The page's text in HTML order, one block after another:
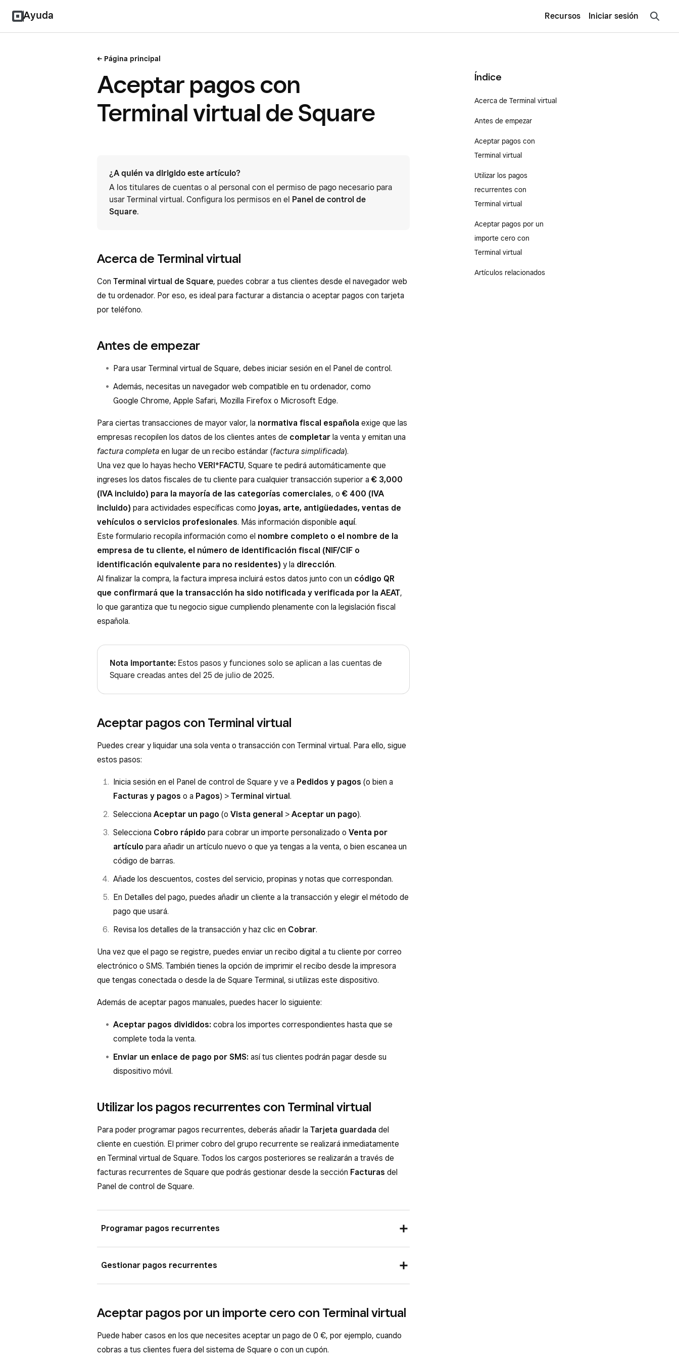
Ayuda Recursos Iniciar sesión
Página principal
Aceptar pagos con
Terminal virtual de Square
¿A quién va dirigido este artículo?
A los titulares de cuentas o al personal con el permiso de pago necesario para
usar Terminal virtual. Configura los permisos en el Panel de control de
Square.
Acerca de Terminal virtual
Con Terminal virtual de Square, puedes cobrar a tus clientes desde el navegador web
de tu ordenador. Por eso, es ideal para facturar a distancia o aceptar pagos con tarjeta
por teléfono.
Antes de empezar
Para usar Terminal virtual de Square, debes iniciar sesión en el Panel de control.
Además, necesitas un navegador web compatible en tu ordenador, como
Google Chrome, Apple Safari, Mozilla Firefox o Microsoft Edge.
Para ciertas transacciones de mayor valor, la normativa fiscal española exige que las
empresas recopilen los datos de los clientes antes de completar la venta y emitan una
factura completa en lugar de un recibo estándar (factura simplificada).
Una vez que lo hayas hecho VERI*FACTU, Square te pedirá automáticamente que
ingreses los datos fiscales de tu cliente para cualquier transacción superior a € 3,000
(IVA incluido) para la mayoría de las categorías comerciales, o € 400 (IVA
incluido) para actividades específicas como joyas, arte, antigüedades, ventas de
vehículos o servicios profesionales. Más información disponible aquí.
Este formulario recopila información como el nombre completo o el nombre de la
empresa de tu cliente, el número de identificación fiscal (NIF/CIF o
identificación equivalente para no residentes) y la dirección.
Al finalizar la compra, la factura impresa incluirá estos datos junto con un código QR
que confirmará que la transacción ha sido notificada y verificada por la AEAT,
lo que garantiza que tu negocio sigue cumpliendo plenamente con la legislación fiscal
española.
Nota importante: Estos pasos y funciones solo se aplican a las cuentas de
Square creadas antes del 25 de julio de 2025.
Aceptar pagos con Terminal virtual
Puedes crear y liquidar una sola venta o transacción con Terminal virtual. Para ello, sigue
estos pasos:
Inicia sesión en el Panel de control de Square y ve a Pedidos y pagos (o bien a
Facturas y pagos o a Pagos) > Terminal virtual.
Selecciona Aceptar un pago (o Vista general > Aceptar un pago).
Selecciona Cobro rápido para cobrar un importe personalizado o Venta por
artículo para añadir un artículo nuevo o que ya tengas a la venta, o bien escanea un
código de barras.
Añade los descuentos, costes del servicio, propinas y notas que correspondan.
En Detalles del pago, puedes añadir un cliente a la transacción y elegir el método de
pago que usará.
Revisa los detalles de la transacción y haz clic en Cobrar.
Una vez que el pago se registre, puedes enviar un recibo digital a tu cliente por correo
electrónico o SMS. También tienes la opción de imprimir el recibo desde la impresora
que tengas conectada o desde la de Square Terminal, si utilizas este dispositivo.
Además de aceptar pagos manuales, puedes hacer lo siguiente:
Aceptar pagos divididos: cobra los importes correspondientes hasta que se
complete toda la venta.
Enviar un enlace de pago por SMS: así tus clientes podrán pagar desde su
dispositivo móvil.
Utilizar los pagos recurrentes con Terminal virtual
Para poder programar pagos recurrentes, deberás añadir la Tarjeta guardada del
cliente en cuestión. El primer cobro del grupo recurrente se realizará inmediatamente
en Terminal virtual de Square. Todos los cargos posteriores se realizarán a través de
facturas recurrentes de Square que podrás gestionar desde la sección Facturas del
Panel de control de Square.
Programar pagos recurrentes
Inicia sesión en el Panel de control de Square y ve a
SeleccionaCobro rápido para cobrar un importe personalizado oVenta por
un código de barras.
Gestionar pagos recurrentes
impuestos, todos los cambios que hagas aparecerán reflejados en los posteriores
pagos recurrentes del grupo. Para ello, sigue estos pasos:
Desde el Panel de control de Square:Ve a la sección Facturas y haz clic en
Aceptar pagos por un importe cero con Terminal virtual
Puede haber casos en los que necesites aceptar un pago de 0 €, por ejemplo, cuando
cobras a tus clientes fuera del sistema de Square o con un cupón.
Índice
Acerca de Terminal virtual
Antes de empezar
Aceptar pagos con
Terminal virtual
Utilizar los pagos
recurrentes con
Terminal virtual
Aceptar pagos por un
importe cero con
Terminal virtual
Artículos relacionados